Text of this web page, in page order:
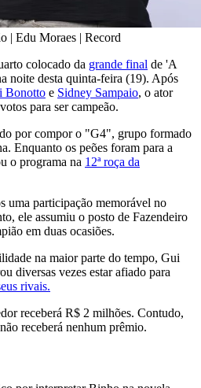
| Edu Moraes | Record
colocado da grande final de 'A
noite desta quinta-feira (19). Após
Bonotto e Sidney Sampaio, o ator
para ser campeão.
por compor o "G4", grupo formado
Enquanto os peões foram para a
o programa na 12ª roça da
uma participação memorável no
ele assumiu o posto de Fazendeiro
em duas ocasiões.
na maior parte do tempo, Gui
diversas vezes estar afiado para
rivais.
receberá R$ 2 milhões. Contudo,
receberá nenhum prêmio.